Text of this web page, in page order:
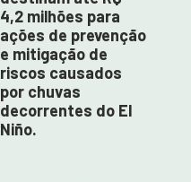
4,2 milhões para
ações de prevenção
e mitigação de
riscos causados
por chuvas
decorrentes do El
Niño.